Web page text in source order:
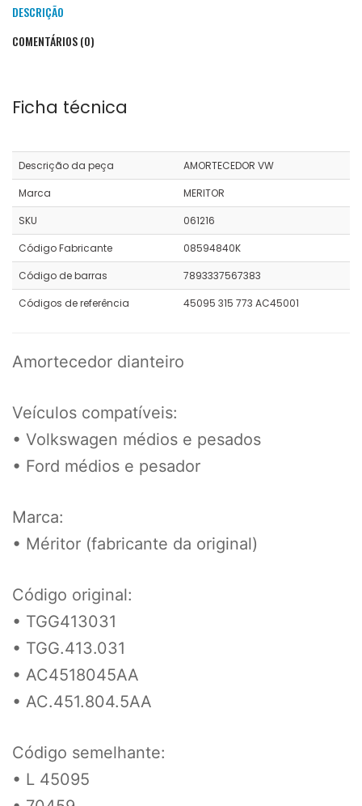
DESCRIÇÃO
COMENTÁRIOS (0)
Ficha técnica
Descrição da peça
AMORTECEDOR VW
Marca
MERITOR
SKU
061216
Código Fabricante
08594840K
Código de barras
7893337567383
Códigos de referência
45095 315 773 AC45001
Amortecedor dianteiro
Veículos compatíveis:
• Volkswagen médios e pesados
• Ford médios e pesador
Marca:
• Méritor (fabricante da original)
Código original:
• TGG413031
• TGG.413.031
• AC4518045AA
• AC.451.804.5AA
Código semelhante:
• L 45095